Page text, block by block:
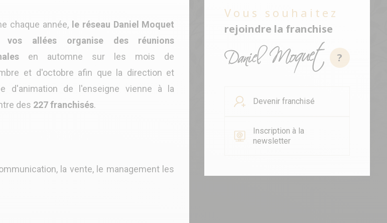
chaque année, le réseau Daniel Moquet
vos allées organise des réunions
en automne sur les mois de
et d'octobre afin que la direction et
d'animation de l'enseigne vienne à la
des 227 franchisés.
la vente, le management les
Vous souhaitez
rejoindre la franchise
?
Devenir franchisé
Inscription à la
newsletter